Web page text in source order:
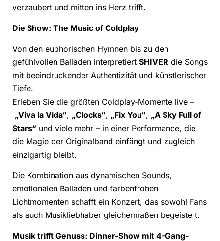
verzaubert und mitten ins Herz trifft.
Die Show: The Music of Coldplay
Von den euphorischen Hymnen bis zu den
gefühlvollen Balladen interpretiert SHIVER die Songs
mit beeindruckender Authentizität und künstlerischer
Tiefe.
Erleben Sie die größten Coldplay-Momente live –
„Viva la Vida“, „Clocks“, „Fix You“, „A Sky Full of
Stars“ und viele mehr – in einer Performance, die
die Magie der Originalband einfängt und zugleich
einzigartig bleibt.
Die Kombination aus dynamischen Sounds,
emotionalen Balladen und farbenfrohen
Lichtmomenten schafft ein Konzert, das sowohl Fans
als auch Musikliebhaber gleichermaßen begeistert.
Musik trifft Genuss: Dinner-Show mit 4-Gang-